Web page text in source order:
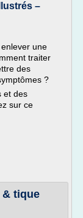
–
une
traiter
des
?
et des
sur ce
& tique